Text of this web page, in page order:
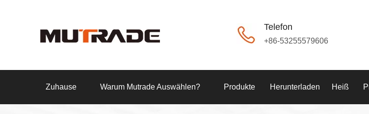
Telefon
+86-53255579606
Zuhause Warum Mutrade Auswählen? Produkte Herunterladen Heiß